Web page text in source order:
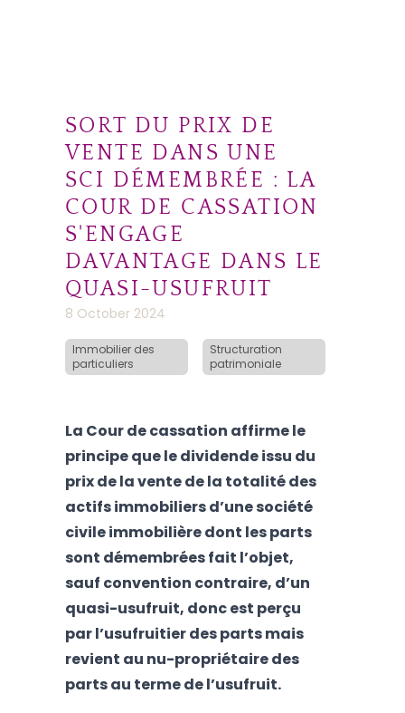
SORT DU PRIX DE
VENTE DANS UNE
SCI DÉMEMBRÉE : LA
COUR DE CASSATION
S'ENGAGE
DAVANTAGE DANS LE
QUASI-USUFRUIT
8 October 2024
Immobilier des
particuliers
Structuration
patrimoniale
La Cour de cassation affirme le
principe que le dividende issu du
prix de la vente de la totalité des
actifs immobiliers d’une société
civile immobilière dont les parts
sont démembrées fait l’objet,
sauf convention contraire, d’un
quasi-usufruit, donc est perçu
par l’usufruitier des parts mais
revient au nu-propriétaire des
parts au terme de l’usufruit.